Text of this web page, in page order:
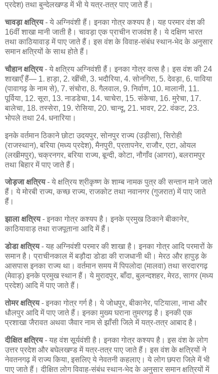
प्रदेश) तथा बुन्देलखण्ड में भी ये यत्र-तत्र पाए जाते हैं।
चावड़ा क्षत्रिय- ये अग्निवंशी हैं। इनका गोत्र कश्यप है। यह परमार वंश की
16वीं शाखा मानी जाती है। चावड़ा एक प्राचीन राजवंश है। ये दक्षिण भारत
तथा काठियावाड़ में पाए जाते हैं। इस वंश के विवाह-संबंध स्थान-भेद के अनुसार
समान क्षत्रियों के साथ होते हैं।
चौहान क्षत्रिय- ये क्षत्रिय अग्निवंशी हैं। इनका गोत्र वत्स है। इस वंश की 24
शाखाएँ हैं— 1. हाड़ा, 2. खींची, 3. भदौरिया, 4. सोनगिरा, 5. देवड़ा, 6. पाविया
(पावागढ़ के नाम से), 7. संचोरा, 8. गैलवाल, 9. निर्वाण, 10. मालानी, 11.
पूर्विया, 12. सूरा, 13. नाडडेचा, 14. चाचेरा, 15. संकेचा, 16. मुरेचा, 17.
बालेचा, 18. तस्सेरा, 19. रोसिया, 20. चान्दू, 21. भावर, 22. वंकट, 23.
भोपले तथा 24. धनारिया।
इनके वर्तमान ठिकाने छोटा उदयपुर, सोनपुर राज्य (उड़ीसा), सिरोही
(राजस्थान), बरिया (मध्य प्रदेश), मैनपुरी, प्रतापनेर, राजौर, एटा, ओयल
(लखीमपुर), चक्रनगर, बरिया राज्य, बून्दी, कोटा, नौगाँव (आगरा), बलरामपुर
तथा बिहार में पाए जाते हैं।
जोड़जा क्षत्रिय- ये क्षत्रिय श्रीकृष्ण के शाम्ब नामक पुत्र की सन्तान माने जाते
हैं। ये मोरबी राज्य, कच्छ राज्य, राजकोट तथा नवानगर (गुजरात) में पाए जाते
हैं।
झाला क्षत्रिय- इनका गोत्र कश्यप है। इनके प्रमुख ठिकाने बीकानेर,
काठियावाड़ तथा राजपूताना आदि में हैं।
डोडा क्षत्रिय- यह अग्निवंशी परमार की शाखा है। इनका गोत्र आदि परमारों के
समान है। प्राचीनकाल में बड़ौदा डोडा की राजधानी थी। मेरठ और हापुड़ के
आसपास इनका राज्य था। वर्तमान समय में पिपलोदा (मालवा) तथा सरदारगढ़
(मेवाड़) इनके प्रमुख स्थान हैं। ये मुरादपुर, बाँदा, बुलन्दशहर, मेरठ, सागर (मध्य
प्रदेश) आदि में पाए जाते हैं।
तोमर क्षत्रिय- इनका गोत्र गर्ग है। ये जोधपुर, बीकानेर, पटियाला, नाभा और
धौलपुर आदि में पाए जाते हैं। इनका मुख्य घराना तुमरगढ़ है। इनकी एक
प्रशाखा जैरावत अथवा जैवार नाम से झाँसी जिले में यत्र-तत्र आबाद है।
दीक्षित क्षत्रिय- यह वंश सूर्यवंशी है। इनका गोत्र कश्यप है। इस वंश के लोग
उत्तर प्रदेश और बघेलखण्ड में यत्र-तत्र पाए जाते हैं। इस वंश के क्षत्रियों ने
नेवतनगढ़ में राज्य किया, इसलिए ये नेवतनी कहलाए। ये लोग छपरा जिले में भी
पाए जाते हैं। दीक्षित लोग विवाह-संबंध स्थान-भेद के अनुसार समान क्षत्रियों में